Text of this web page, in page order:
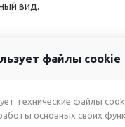
вид.
+7 (3412) 46-
файлы cookie
технические файлы
основных своих